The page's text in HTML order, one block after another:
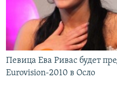
Певица Ева Ривас будет
Eurovision-2010 в Осло